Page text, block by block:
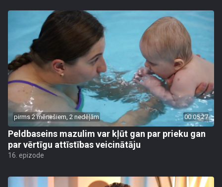
pirms 2 mēnešiem, 2 nedēļām 00:05:27
Peldbaseins mazulim var kļūt gan par prieku gan
par vērtīgu attīstības veicinātāju
16. epizode